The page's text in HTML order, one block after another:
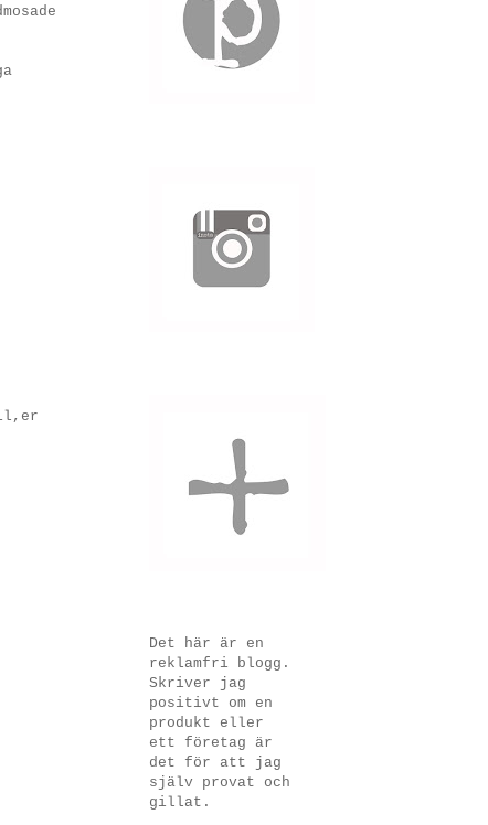
Det här är en
reklamfri blogg.
Skriver jag
positivt om en
produkt eller
ett företag är
det för att jag
själv provat och
gillat.